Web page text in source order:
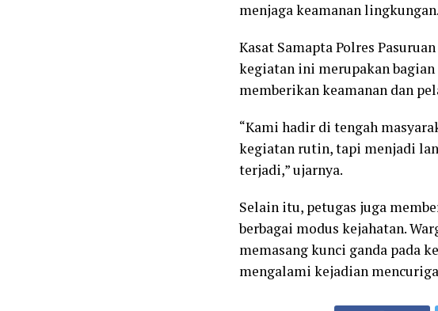
menjaga keamanan lingkungan.
Kasat Samapta Polres
kegiatan ini merupakan bagian
memberikan keamanan dan
“Kami hadir di tengah
kegiatan rutin, tapi menjadi
terjadi,” ujarnya.
Selain itu, petugas juga
berbagai modus kejahatan.
memasang kunci ganda pada
mengalami kejadian